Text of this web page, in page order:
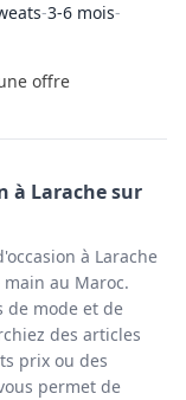
-3-6 mois-
offre
à Larachesur
à Larache
au Maroc.
de mode et de
des articles
prix ou des
permet de